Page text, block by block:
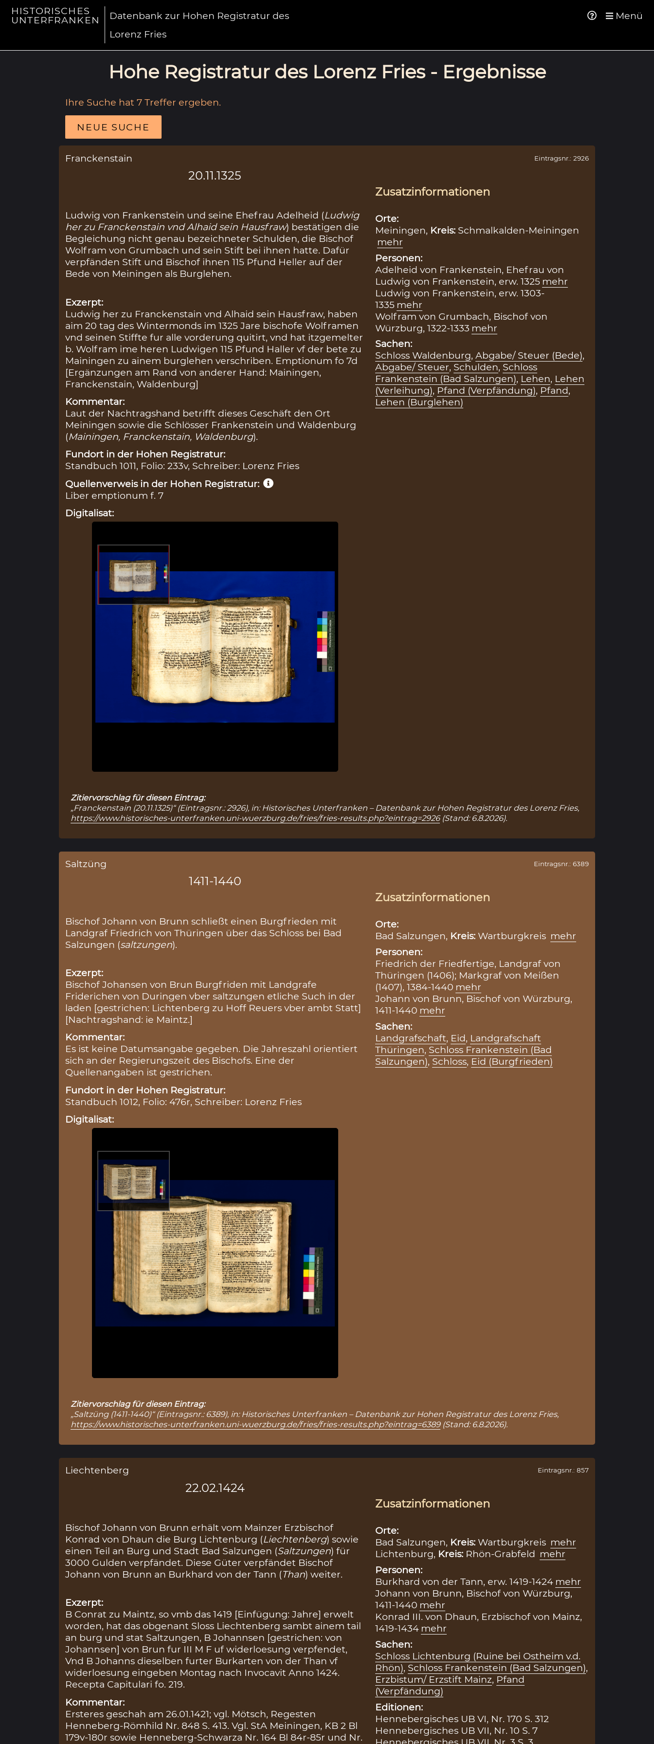
HISTORISCHES
UNTERFRANKEN
Datenbank zur Hohen Registratur des
Lorenz Fries
Menü
Hohe Registratur des Lorenz Fries - Ergebnisse
Ihre Suche hat 7 Treffer ergeben.
NEUE SUCHE
Franckenstain
20.11.1325
Ludwig von Frankenstein und seine Ehefrau Adelheid (Ludwig
her zu Franckenstain vnd Alhaid sein Hausfraw) bestätigen die
Begleichung nicht genau bezeichneter Schulden, die Bischof
Wolfram von Grumbach und sein Stift bei ihnen hatte. Dafür
verpfänden Stift und Bischof ihnen 115 Pfund Heller auf der
Bede von Meiningen als Burglehen.
Exzerpt:
Ludwig her zu Franckenstain vnd Alhaid sein Hausfraw, haben
aim 20 tag des Wintermonds im 1325 Jare bischofe Wolframen
vnd seinen Stiffte fur alle vorderung quitirt, vnd hat itzgemelter
b. Wolfram ime heren Ludwigen 115 Pfund Haller vf der bete zu
Mainingen zu ainem burglehen verschriben. Emptionum fo 7d
[Ergänzungen am Rand von anderer Hand: Mainingen,
Franckenstain, Waldenburg]
Kommentar:
Laut der Nachtragshand betrifft dieses Geschäft den Ort
Meiningen sowie die Schlösser Frankenstein und Waldenburg
(Mainingen, Franckenstain, Waldenburg).
Fundort in der Hohen Registratur:
Standbuch 1011, Folio: 233v, Schreiber: Lorenz Fries
Quellenverweis in der Hohen Registratur:
Liber emptionum f. 7
Digitalisat:
Eintragsnr.: 2926
Zusatzinformationen
Orte:
Meiningen, Kreis: Schmalkalden-Meiningen
mehr
Personen:
Adelheid von Frankenstein, Ehefrau von
Ludwig von Frankenstein, erw. 1325 mehr
Ludwig von Frankenstein, erw. 1303-
1335 mehr
Wolfram von Grumbach, Bischof von
Würzburg, 1322-1333 mehr
Sachen:
Schloss Waldenburg, Abgabe/ Steuer (Bede),
Abgabe/ Steuer, Schulden, Schloss
Frankenstein (Bad Salzungen), Lehen, Lehen
(Verleihung), Pfand (Verpfändung), Pfand,
Lehen (Burglehen)
Zitiervorschlag für diesen Eintrag:
„Franckenstain (20.11.1325)“ (Eintragsnr.: 2926), in: Historisches Unterfranken – Datenbank zur Hohen Registratur des Lorenz Fries,
https://www.historisches-unterfranken.uni-wuerzburg.de/fries/fries-results.php?eintrag=2926(Stand: 6.8.2026).
Saltzüng
1411-1440
Bischof Johann von Brunn schließt einen Burgfrieden mit
Landgraf Friedrich von Thüringen über das Schloss bei Bad
Salzungen (saltzungen).
Exzerpt:
Bischof Johansen von Brun Burgfriden mit Landgrafe
Friderichen von Duringen vber saltzungen etliche Such in der
laden [gestrichen: Lichtenberg zu Hoff Reuers vber ambt Statt]
[Nachtragshand: ie Maintz.]
Kommentar:
Es ist keine Datumsangabe gegeben. Die Jahreszahl orientiert
sich an der Regierungszeit des Bischofs. Eine der
Quellenangaben ist gestrichen.
Fundort in der Hohen Registratur:
Standbuch 1012, Folio: 476r, Schreiber: Lorenz Fries
Digitalisat:
Eintragsnr.: 6389
Zusatzinformationen
Orte:
Bad Salzungen, Kreis: Wartburgkreis mehr
Personen:
Friedrich der Friedfertige, Landgraf von
Thüringen (1406); Markgraf von Meißen
(1407), 1384-1440 mehr
Johann von Brunn, Bischof von Würzburg,
1411-1440 mehr
Sachen:
Landgrafschaft, Eid, Landgrafschaft
Thüringen, Schloss Frankenstein (Bad
Salzungen), Schloss, Eid (Burgfrieden)
Zitiervorschlag für diesen Eintrag:
„Saltzüng (1411-1440)“ (Eintragsnr.: 6389), in: Historisches Unterfranken – Datenbank zur Hohen Registratur des Lorenz Fries,
https://www.historisches-unterfranken.uni-wuerzburg.de/fries/fries-results.php?eintrag=6389(Stand: 6.8.2026).
Liechtenberg
22.02.1424
Bischof Johann von Brunn erhält vom Mainzer Erzbischof
Konrad von Dhaun die Burg Lichtenburg (Liechtenberg) sowie
einen Teil an Burg und Stadt Bad Salzungen (Saltzungen) für
3000 Gulden verpfändet. Diese Güter verpfändet Bischof
Johann von Brunn an Burkhard von der Tann (Than) weiter.
Exzerpt:
B Conrat zu Maintz, so vmb das 1419 [Einfügung: Jahre] erwelt
worden, hat das obgenant Sloss Liechtenberg sambt ainem tail
an burg und stat Saltzungen, B Johannsen [gestrichen: von
Johannsen] von Brun fur III M F uf widerloesung verpfendet,
Vnd B Johanns dieselben furter Burkarten von der Than vf
widerloesung eingeben Montag nach Invocavit Anno 1424.
Recepta Capitulari fo. 219.
Kommentar:
Ersteres geschah am 26.01.1421; vgl. Mötsch, Regesten
Henneberg-Römhild Nr. 848 S. 413. Vgl. StA Meiningen, KB 2 Bl
179v-180r sowie Henneberg-Schwarza Nr. 164 Bl 84r-85r und Nr.
Eintragsnr.: 857
Zusatzinformationen
Orte:
Bad Salzungen, Kreis: Wartburgkreis mehr
Lichtenburg, Kreis: Rhön-Grabfeld mehr
Personen:
Burkhard von der Tann, erw. 1419-1424 mehr
Johann von Brunn, Bischof von Würzburg,
1411-1440 mehr
Konrad III. von Dhaun, Erzbischof von Mainz,
1419-1434 mehr
Sachen:
Schloss Lichtenburg (Ruine bei Ostheim v.d.
Rhön), Schloss Frankenstein (Bad Salzungen),
Erzbistum/ Erzstift Mainz, Pfand
(Verpfändung)
Editionen:
Hennebergisches UB VI, Nr. 170 S. 312
Hennebergisches UB VII, Nr. 10 S. 7